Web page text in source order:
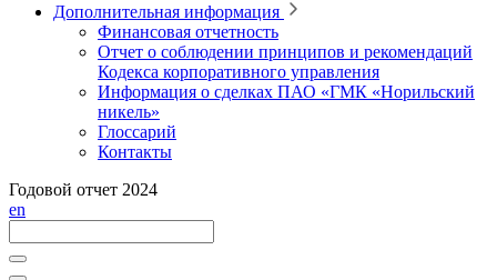
Дополнительная информация
Финансовая отчетность
Отчет о соблюдении принципов и рекомендаций
Кодекса корпоративного управления
Информация о сделках ПАО «ГМК «Норильский
никель»
Глоссарий
Контакты
Годовой отчет 2024
en